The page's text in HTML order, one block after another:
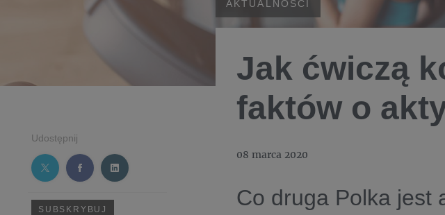
Udostępnij
SUBSKRYBUJ
AKTUALNOŚCI
Jak ćwiczą
faktów o
08 marca 2020
Co druga Polka jest